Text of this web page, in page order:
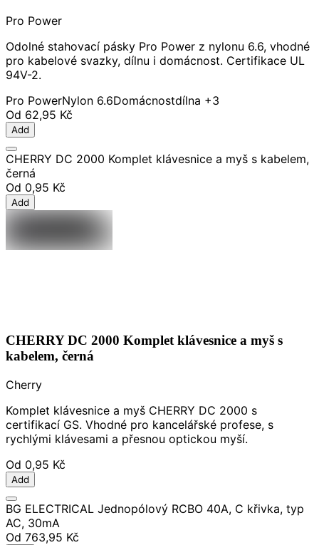
Pro Power
Odolné stahovací pásky Pro Power z nylonu 6.6, vhodné
pro kabelové svazky, dílnu i domácnost. Certifikace UL
94V-2.
Pro PowerNylon 6.6Domácnostdílna +3
Od 62,95 Kč
Add
CHERRY DC 2000 Komplet klávesnice a myš s kabelem,
černá
Od 0,95 Kč
Add
CHERRY DC 2000 Komplet klávesnice a myš s
kabelem, černá
Cherry
Komplet klávesnice a myš CHERRY DC 2000 s
certifikací GS. Vhodné pro kancelářské profese, s
rychlými klávesami a přesnou optickou myší.
Od 0,95 Kč
Add
BG ELECTRICAL Jednopólový RCBO 40A, C křivka, typ
AC, 30mA
Od 763,95 Kč